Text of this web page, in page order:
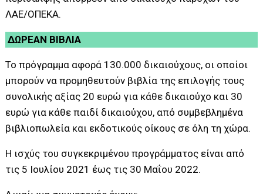
ΛΑΕ/ΟΠΕΚΑ.
ΔΩΡΕΑΝ ΒΙΒΛΙΑ
Το πρόγραμμα αφορά 130.000 δικαιούχους, οι οποίοι
μπορούν να προμηθευτούν βιβλία της επιλογής τους
συνολικής αξίας 20 ευρώ για κάθε δικαιούχο και 30
ευρώ για κάθε παιδί δικαιούχου, από συμβεβλημένα
βιβλιοπωλεία και εκδοτικούς οίκους σε όλη τη χώρα.
Η ισχύς του συγκεκριμένου προγράμματος είναι από
τις 5 Ιουλίου 2021 έως τις 30 Μαΐου 2022.